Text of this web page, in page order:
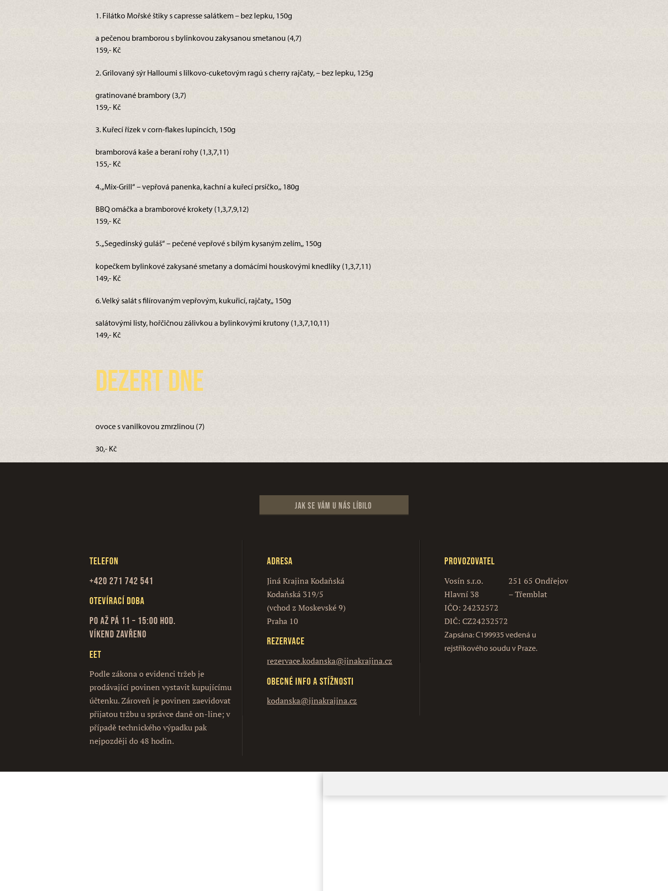
1. Filátko Mořské štiky s capresse salátkem – bez lepku, 150g
a pečenou bramborou s bylinkovou zakysanou smetanou (4,7)
159,- Kč
2. Grilovaný sýr Halloumi s lilkovo-cuketovým ragú s cherry rajčaty, – bez lepku, 125g
gratinované brambory (3,7)
159,- Kč
3. Kuřecí řízek v corn-flakes lupíncích, 150g
bramborová kaše a beraní rohy (1,3,7,11)
155,- Kč
4. „Mix-Grill“ – vepřová panenka, kachní a kuřecí prsíčko,, 180g
BBQ omáčka a bramborové krokety (1,3,7,9,12)
159,- Kč
5. „Segedínský guláš“ – pečené vepřové s bílým kysaným zelím,, 150g
kopečkem bylinkové zakysané smetany a domácími houskovými knedlíky (1,3,7,11)
149,- Kč
6. Velký salát s filírovaným vepřovým, kukuřicí, rajčaty,, 150g
salátovými listy, hořčičnou zálivkou a bylinkovými krutony (1,3,7,10,11)
149,- Kč
Dezert dne
ovoce s vanilkovou zmrzlinou (7)
30,- Kč
Jak se vám u nás líbilo
Telefon
+420 271 742 541
Otevírací doba
Po až Pá 11 – 15:00 hod.
Víkend zavřeno
EET
Podle zákona o evidenci tržeb je
prodávající povinen vystavit kupujícímu
účtenku. Zároveň je povinen zaevidovat
přijatou tržbu u správce daně on-line; v
případě technického výpadku pak
nejpozději do 48 hodin.
Adresa
Jiná Krajina Kodaňská
Kodaňská 319/5
(vchod z Moskevské 9)
Praha 10
Rezervace
rezervace.kodanska@jinakrajina.cz
Obecné info a stížnosti
kodanska@jinakrajina.cz
Provozovatel
Vosín s.r.o.
Hlavní 38
251 65 Ondřejov
– Třemblat
IČO: 24232572
DIČ: CZ24232572
Zapsána: C199935 vedená u
rejstříkového soudu v Praze.